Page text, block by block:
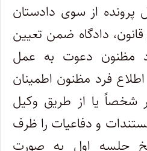
از سوی دادستان
(۱۸) این قانون، دادگاه ضمن تعیین
مظنون دعوت به عمل
اطلاع فرد مظنون اطمینان
شخصاً یا از طریق وکیل
و دفاعیات را ظرف
جلسه اول به صورت